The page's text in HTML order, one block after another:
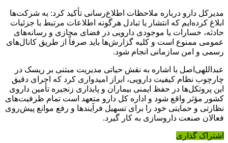
مدیرکل دارو درباره ملاحظات اطلاع‌رسانی تأکید کرد: به شرکت‌ها
ابلاغ کرده‌ایم که انتشار یا تبادل هرگونه اطلاعات مرتبط با جزئیات
حادثه، خسارات یا موجودی دارویی در فضای مجازی و رسانه‌های
عمومی ممنوع است و کلیه گزارش‌ها باید صرفاً از طریق کانال‌های
رسمی و امن سازمانی انجام شود.
عبداللهی‌اصل با اشاره به نقش حیاتی مدیریت مبتنی بر ریسک در
چارچوب نظام کیفیت دارویی، ابراز امیدواری کرد که اجرای دقیق
این پروتکل‌ها در حفظ ایمنی بیماران و پایداری زنجیره تأمین داروی
کشور مؤثر واقع شود و اداره کل دارو متعهد است تمام ظرفیت‌های
نظارتی و حمایتی خود را برای تسهیل فرآیندها و رفع موانع پیش‌روی
فعالان صنعت داروسازی به کار گیرد.
اشتراک گذاری